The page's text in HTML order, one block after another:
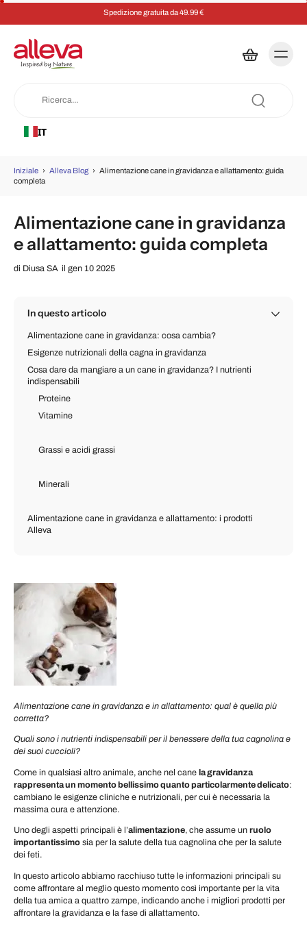
Risparmia il 5% su ogni ordine con un abbonamento
IT
Iniziale › Alleva Blog › Alimentazione cane in gravidanza e allattamento: guida
completa
Alimentazione cane in gravidanza
e allattamento: guida completa
di Diusa SA il gen 10 2025
In questo articolo
Alimentazione cane in gravidanza: cosa cambia?
Esigenze nutrizionali della cagna in gravidanza
Cosa dare da mangiare a un cane in gravidanza? I nutrienti
indispensabili
Proteine
Vitamine
Grassi e acidi grassi
Minerali
Alimentazione cane in gravidanza e allattamento: i prodotti
Alleva
Alimentazione cane in gravidanza e in allattamento: qual è quella più
corretta?
Quali sono i nutrienti indispensabili per il benessere della tua cagnolina e
dei suoi cuccioli?
Come in qualsiasi altro animale, anche nel cane la gravidanza
rappresenta un momento bellissimo quanto particolarmente delicato:
cambiano le esigenze cliniche e nutrizionali, per cui è necessaria la
massima cura e attenzione.
Uno degli aspetti principali è l’alimentazione, che assume un ruolo
importantissimo sia per la salute della tua cagnolina che per la salute
dei feti.
In questo articolo abbiamo racchiuso tutte le informazioni principali su
come affrontare al meglio questo momento così importante per la vita
della tua amica a quattro zampe, indicando anche i migliori prodotti per
affrontare la gravidanza e la fase di allattamento.